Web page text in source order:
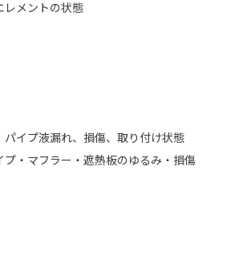
メントの状態
イプ液漏れ、損傷、取り付け状態
・マフラー・遮熱板のゆるみ・損傷